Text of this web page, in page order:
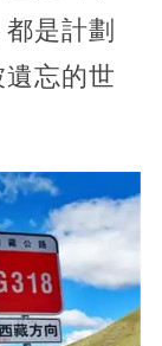
是計劃
忘的世